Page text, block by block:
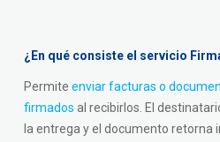
¿En qué consiste el servicio
Permite enviar facturas o
firmados al recibirlos. El
la entrega y el documento retorna